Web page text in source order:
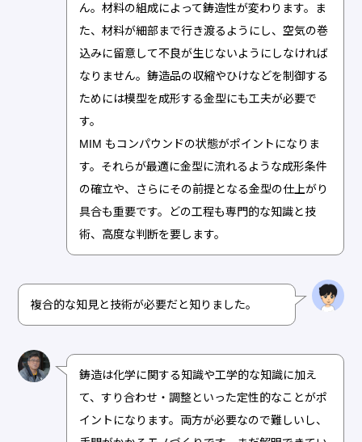
ん。材料の組成によって鋳造性が変わります。ま
た、材料が細部まで行き渡るようにし、空気の巻
込みに留意して不良が生じないようにしなければ
なりません。鋳造品の収縮やひけなどを制御する
ためには模型を成形する金型にも工夫が必要で
す。
MIM もコンパウンドの状態がポイントになりま
す。それらが最適に金型に流れるような成形条件
の確立や、さらにその前提となる金型の仕上がり
具合も重要です。どの工程も専門的な知識と技
術、高度な判断を要します。
複合的な知見と技術が必要だと知りました。
鋳造は化学に関する知識や工学的な知識に加え
て、すり合わせ・調整といった定性的なことがポ
イントになります。両方が必要なので難しいし、